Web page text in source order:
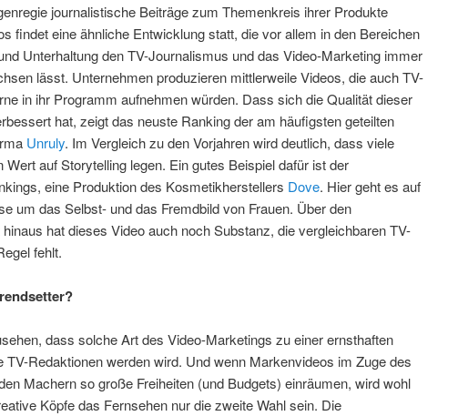
journalistische Beiträge zum Themenkreis ihrer Produkte
findet eine ähnliche Entwicklung statt, die vor allem in den Bereichen
Unterhaltung den TV-Journalismus und das Video-Marketing immer
lässt. Unternehmen produzieren mittlerweile Videos, die auch TV-
in ihr Programm aufnehmen würden. Dass sich die Qualität dieser
hat, zeigt das neuste Ranking der am häufigsten geteilten
Unruly. Im Vergleich zu den Vorjahren wird deutlich, dass viele
Wert auf Storytelling legen. Ein gutes Beispiel dafür ist der
eine Produktion des Kosmetikherstellers Dove. Hier geht es auf
um das Selbst- und das Fremdbild von Frauen. Über den
hat dieses Video auch noch Substanz, die vergleichbaren TV-
fehlt.
dass solche Art des Video-Marketings zu einer ernsthaften
TV-Redaktionen werden wird. Und wenn Markenvideos im Zuge des
Machern so große Freiheiten (und Budgets) einräumen, wird wohl
Köpfe das Fernsehen nur die zweite Wahl sein. Die